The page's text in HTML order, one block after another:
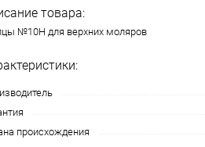
товара:
№10Н для верхних моляров
происхождения